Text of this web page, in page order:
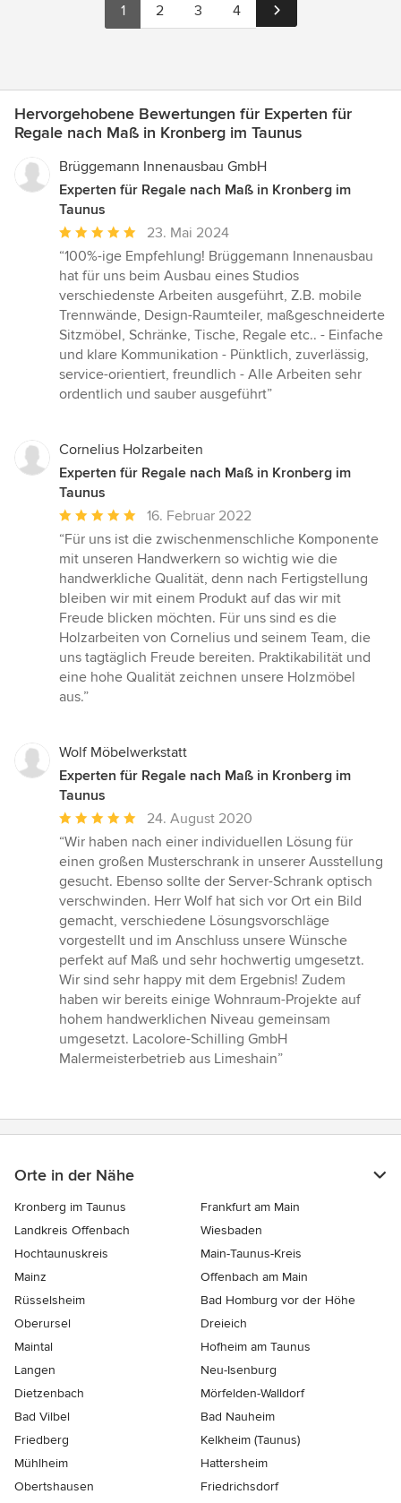
1 2 3 4
Hervorgehobene Bewertungen für Experten für
Regale nach Maß in Kronberg im Taunus
Brüggemann Innenausbau GmbH
Experten für Regale nach Maß in Kronberg im
Taunus
Durchschnittliche
Bewertung:
5
von
5
Sternen
23. Mai 2024
“100%-ige Empfehlung! Brüggemann Innenausbau
hat für uns beim Ausbau eines Studios
verschiedenste Arbeiten ausgeführt, Z.B. mobile
Trennwände, Design-Raumteiler, maßgeschneiderte
Sitzmöbel, Schränke, Tische, Regale etc.. - Einfache
und klare Kommunikation - Pünktlich, zuverlässig,
service-orientiert, freundlich - Alle Arbeiten sehr
ordentlich und sauber ausgeführt”
Cornelius Holzarbeiten
Experten für Regale nach Maß in Kronberg im
Taunus
Durchschnittliche
Bewertung:
5
von
5
Sternen
16. Februar 2022
“Für uns ist die zwischenmenschliche Komponente
mit unseren Handwerkern so wichtig wie die
handwerkliche Qualität, denn nach Fertigstellung
bleiben wir mit einem Produkt auf das wir mit
Freude blicken möchten. Für uns sind es die
Holzarbeiten von Cornelius und seinem Team, die
uns tagtäglich Freude bereiten. Praktikabilität und
eine hohe Qualität zeichnen unsere Holzmöbel
aus.”
Wolf Möbelwerkstatt
Experten für Regale nach Maß in Kronberg im
Taunus
Durchschnittliche
Bewertung:
5
von
5
Sternen
24. August 2020
“Wir haben nach einer individuellen Lösung für
einen großen Musterschrank in unserer Ausstellung
gesucht. Ebenso sollte der Server-Schrank optisch
verschwinden. Herr Wolf hat sich vor Ort ein Bild
gemacht, verschiedene Lösungsvorschläge
vorgestellt und im Anschluss unsere Wünsche
perfekt auf Maß und sehr hochwertig umgesetzt.
Wir sind sehr happy mit dem Ergebnis! Zudem
haben wir bereits einige Wohnraum-Projekte auf
hohem handwerklichen Niveau gemeinsam
umgesetzt. Lacolore-Schilling GmbH
Malermeisterbetrieb aus Limeshain”
Orte in der Nähe
Kronberg im Taunus
Frankfurt am Main
Landkreis Offenbach
Wiesbaden
Hochtaunuskreis
Main-Taunus-Kreis
Mainz
Offenbach am Main
Rüsselsheim
Bad Homburg vor der Höhe
Oberursel
Dreieich
Maintal
Hofheim am Taunus
Langen
Neu-Isenburg
Dietzenbach
Mörfelden-Walldorf
Bad Vilbel
Bad Nauheim
Friedberg
Kelkheim (Taunus)
Mühlheim
Hattersheim
Obertshausen
Friedrichsdorf